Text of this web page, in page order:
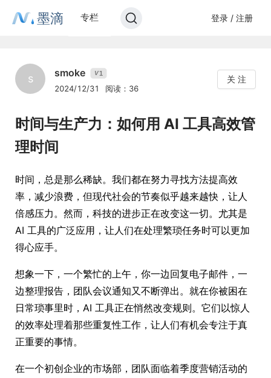
墨滴 专栏 登录 / 注册
s smoke V1
2024/12/31 阅读：36
关 注
时间与生产力：如何用 AI 工具高效管
理时间
时间，总是那么稀缺。我们都在努力寻找方法提高效
率，减少浪费，但现代社会的节奏似乎越来越快，让人
倍感压力。然而，科技的进步正在改变这一切。尤其是
AI 工具的广泛应用，让人们在处理繁琐任务时可以更加
得心应手。
想象一下，一个繁忙的上午，你一边回复电子邮件，一
边整理报告，团队会议通知又不断弹出。就在你被困在
日常琐事里时，AI 工具正在悄然改变规则。它们以惊人
的效率处理着那些重复性工作，让人们有机会专注于真
正重要的事情。
在一个初创企业的市场部，团队面临着季度营销活动的